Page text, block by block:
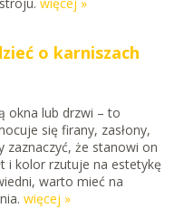
o karniszach
okna lub drzwi – to
się firany, zasłony,
zaznaczyć, że stanowi on
i kolor rzutuje na estetykę
warto mieć na
więcej »